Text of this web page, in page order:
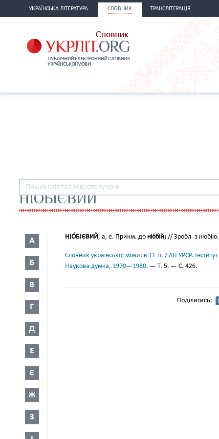
УКРАЇНСЬКА ЛІТЕРАТУРА СЛОВНИК ТРАНСЛІТЕРАЦІЯ
НІОБІЄВИЙ
А
Б
В
Г
Д
Е
Є
Ж
З
НІО́БІЄВИЙ, а, е. Прикм. до ніо́бій; // Зробл. з ніобію.
Словник української мови: в 11 тт. / АН УРСР.
Наукова думка, 1970—1980. — Т. 5. — С. 426.
Поділитись: